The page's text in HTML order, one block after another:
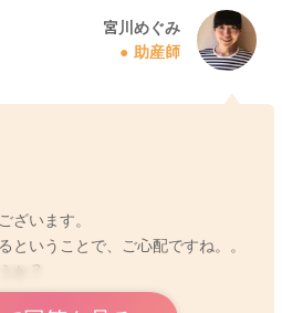
宮川めぐみ
助産師
ざいます。
ということで、ご心配ですね。。
か？